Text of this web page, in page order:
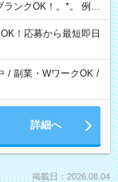
ター/受付/販売/カフェ
粧品販売/など 様々な
！応募から最短即日
/ 副業・WワークOK /
詳細へ
掲載日：2026.08.04